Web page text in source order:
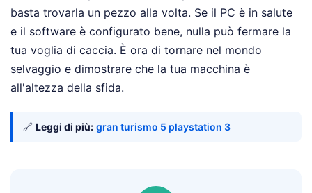
basta trovarla un pezzo alla volta. Se il PC è in salute
e il software è configurato bene, nulla può fermare la
tua voglia di caccia. È ora di tornare nel mondo
selvaggio e dimostrare che la tua macchina è
all'altezza della sfida.
🔗 Leggi di più: gran turismo 5 playstation 3